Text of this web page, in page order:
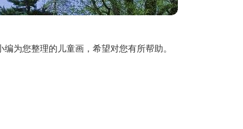
您整理的儿童画，希望对您有所帮助。